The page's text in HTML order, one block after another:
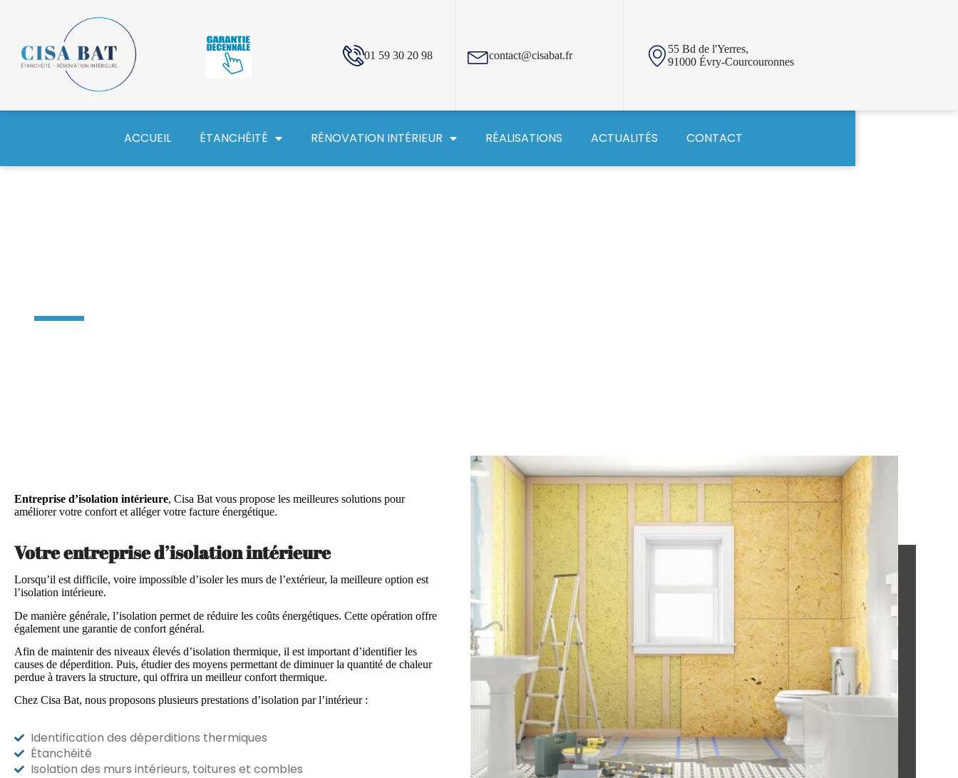
01 59 30 20 98 contact@cisabat.fr
55 Bd de l'Yerres,
91000 Évry-Courcouronnes
ACCUEIL ÉTANCHÉITÉ RÉNOVATION INTÉRIEUR RÉALISATIONS ACTUALITÉS CONTACT
Entreprise d’isolation intérieure, Cisa Bat vous propose les meilleures solutions pour
améliorer votre confort et alléger votre facture énergétique.
Votre entreprise d’isolation intérieure
Lorsqu’il est difficile, voire impossible d’isoler les murs de l’extérieur, la meilleure option est
l’isolation intérieure.
De manière générale, l’isolation permet de réduire les coûts énergétiques. Cette opération offre
également une garantie de confort général.
Afin de maintenir des niveaux élevés d’isolation thermique, il est important d’identifier les
causes de déperdition. Puis, étudier des moyens permettant de diminuer la quantité de chaleur
perdue à travers la structure, qui offrira un meilleur confort thermique.
Chez Cisa Bat, nous proposons plusieurs prestations d’isolation par l’intérieur :
Identification des déperditions thermiques
Étanchéité
Isolation des murs intérieurs, toitures et combles